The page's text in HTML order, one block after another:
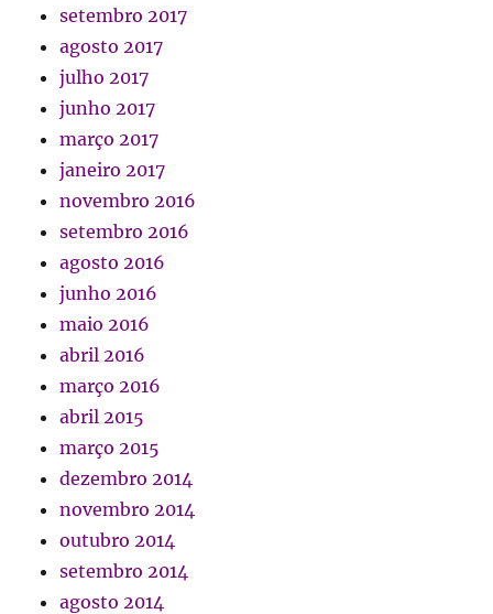
setembro 2017
agosto 2017
julho 2017
junho 2017
março 2017
janeiro 2017
novembro 2016
setembro 2016
agosto 2016
junho 2016
maio 2016
abril 2016
março 2016
abril 2015
março 2015
dezembro 2014
novembro 2014
outubro 2014
setembro 2014
agosto 2014